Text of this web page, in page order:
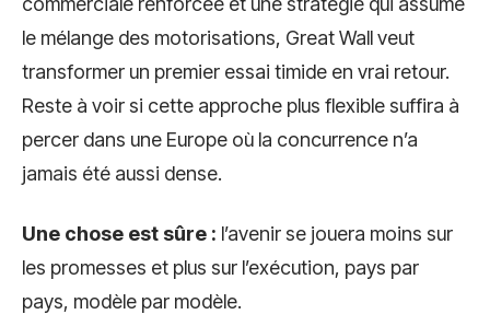
le mélange des motorisations, Great Wall veut
transformer un premier essai timide en vrai retour.
Reste à voir si cette approche plus flexible suffira à
percer dans une Europe où la concurrence n’a
jamais été aussi dense.
Une chose est sûre : l’avenir se jouera moins sur
les promesses et plus sur l’exécution, pays par
pays, modèle par modèle.